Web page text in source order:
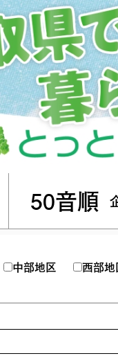
50音順
中部地区 西部地